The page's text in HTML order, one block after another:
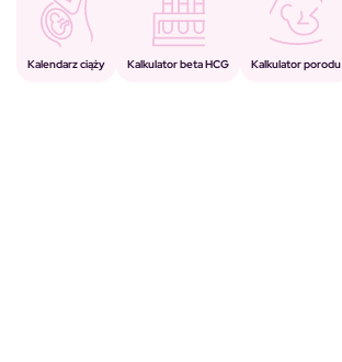
Kalendarz ciąży Kalkulator beta HCG Kalkulator porodu